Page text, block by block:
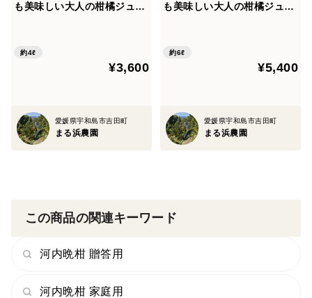
も美味しい大人の柑橘ジュー
約4ℓ
¥3,600
愛媛県宇和島市吉田町
まる浜農園
も美味しい大人の柑橘ジュー
約6ℓ
¥5,400
愛媛県宇和島市吉田町
まる浜農園
この商品の関連キーワード
河内晩柑 贈答用
河内晩柑 家庭用